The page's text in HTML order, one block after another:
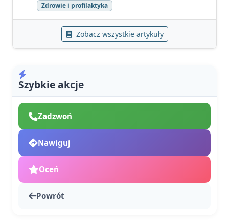
Zdrowie i profilaktyka
Zobacz wszystkie artykuły
Szybkie akcje
Zadzwoń
Nawiguj
Oceń
Powrót